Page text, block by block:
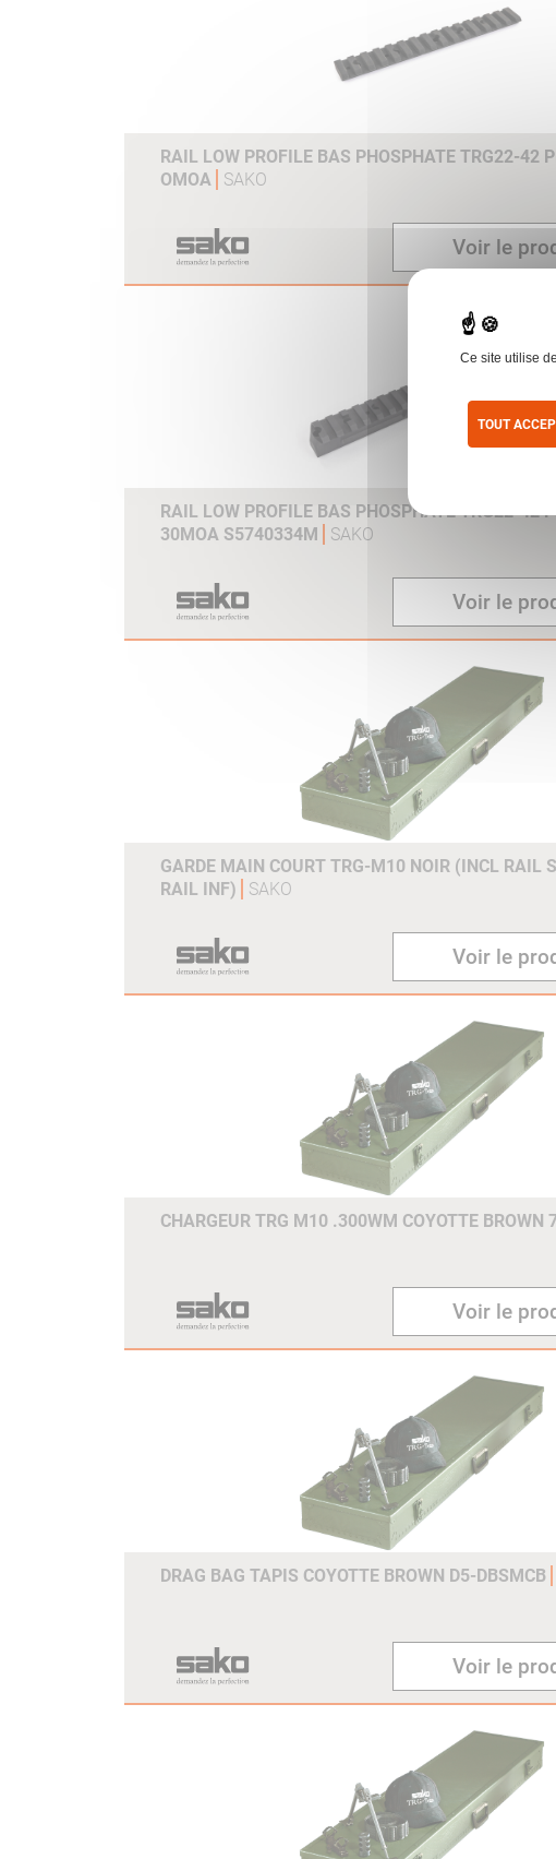
RAIL LOW PROFILE BAS PHOSPHATE TRG22-42
OMOA
SAKO
Voir le
RAIL LOW PROFILE BAS PHOSPHATE TRG22-42
30MOA S5740334M
SAKO
Voir le
GARDE MAIN COURT TRG-M10 NOIR (INCL RAIL
RAIL INF)
SAKO
Voir le
CHARGEUR TRG M10 .300WM COYOTTE BROWN
Voir le
DRAG BAG TAPIS COYOTTE BROWN D5-DBSMCB
Voir le
Ce site utilise
TOUT